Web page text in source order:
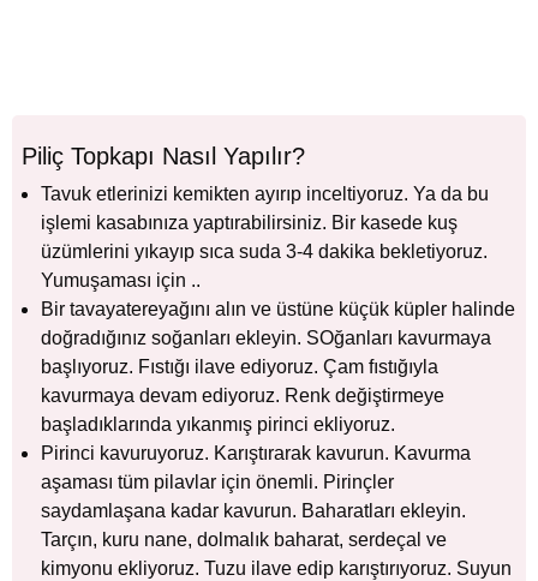
Piliç Topkapı Nasıl Yapılır?
Tavuk etlerinizi kemikten ayırıp inceltiyoruz. Ya da bu
işlemi kasabınıza yaptırabilirsiniz. Bir kasede kuş
üzümlerini yıkayıp sıca suda 3-4 dakika bekletiyoruz.
Yumuşaması için ..
Bir tavayatereyağını alın ve üstüne küçük küpler halinde
doğradığınız soğanları ekleyin. SOğanları kavurmaya
başlıyoruz. Fıstığı ilave ediyoruz. Çam fıstığıyla
kavurmaya devam ediyoruz. Renk değiştirmeye
başladıklarında yıkanmış pirinci ekliyoruz.
Pirinci kavuruyoruz. Karıştırarak kavurun. Kavurma
aşaması tüm pilavlar için önemli. Pirinçler
saydamlaşana kadar kavurun. Baharatları ekleyin.
Tarçın, kuru nane, dolmalık baharat, serdeçal ve
kimyonu ekliyoruz. Tuzu ilave edip karıştırıyoruz. Suyun